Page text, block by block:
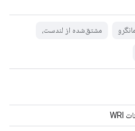
مانگرو مشتق‌شده از لندست،